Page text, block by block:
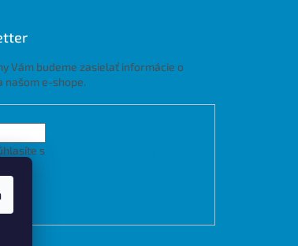
Vám budeme zasielať informácie o
našom e-shope.
s